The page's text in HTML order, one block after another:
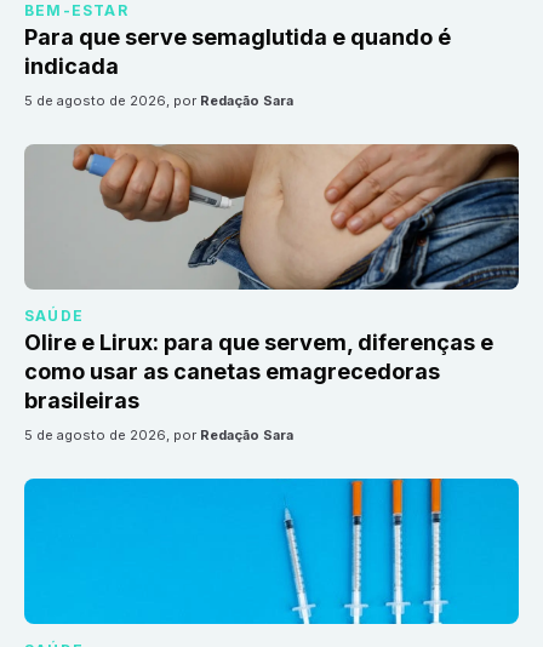
BEM-ESTAR
Para que serve semaglutida e quando é
indicada
5 de agosto de 2026, por Redação Sara
SAÚDE
Olire e Lirux: para que servem, diferenças e
como usar as canetas emagrecedoras
brasileiras
5 de agosto de 2026, por Redação Sara